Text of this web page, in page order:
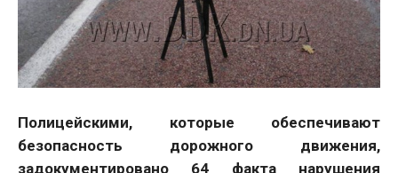
Полицейскими, которые обеспечивают
безопасность дорожного движения,
задокументировано 64 факта нарушения